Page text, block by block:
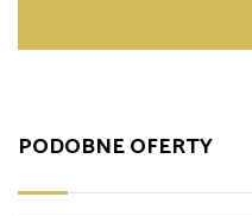
PODOBNE OFERTY